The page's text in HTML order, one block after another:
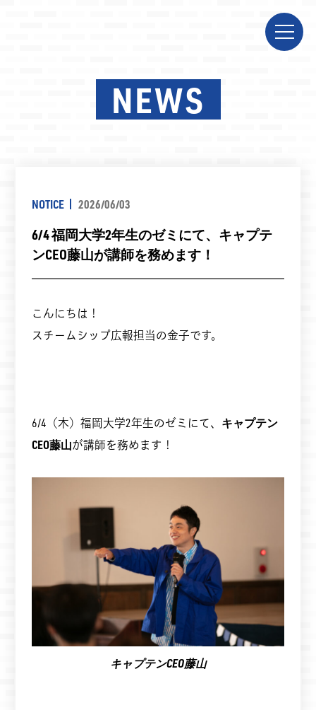
NEWS
NOTICE 2026/06/03
6/4 福岡大学2年生のゼミにて、キャプテ
ンCEO藤山が講師を務めます！
こんにちは！
スチームシップ広報担当の金子です。
6/4（木）福岡大学2年生のゼミにて、 キャプテン
CEO藤山が講師を務めます！
キャプテンCEO藤山